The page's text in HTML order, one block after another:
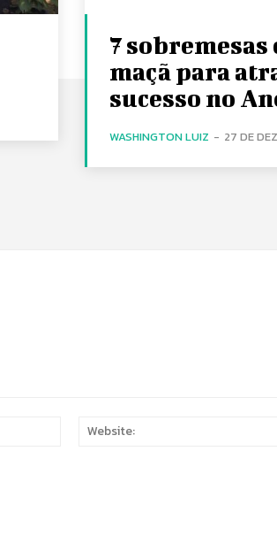
7 sobremesas
maçã para
sucesso no
WASHINGTON LUIZ - 27 DE
Email: